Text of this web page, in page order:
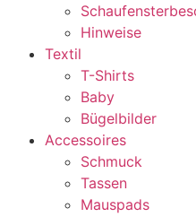
Hinweise
Textil
T-Shirts
Baby
Bügelbilder
Accessoires
Schmuck
Tassen
Mauspads